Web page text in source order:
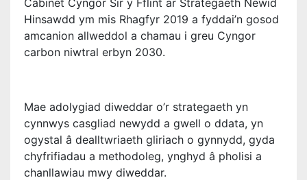
Cabinet Cyngor Sir y Fflint ar Strategaeth Newid
Hinsawdd ym mis Rhagfyr 2019 a fyddai’n gosod
amcanion allweddol a chamau i greu Cyngor
carbon niwtral erbyn 2030.
Mae adolygiad diweddar o’r strategaeth yn
cynnwys casgliad newydd a gwell o ddata, yn
ogystal â dealltwriaeth gliriach o gynnydd, gyda
chyfrifiadau a methodoleg, ynghyd â pholisi a
chanllawiau mwy diweddar.